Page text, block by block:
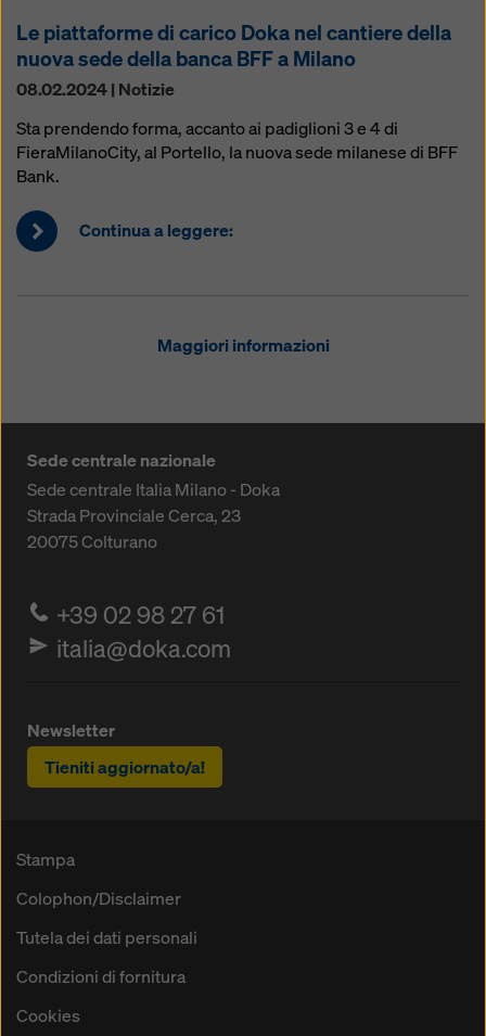
Le piattaforme di carico Doka nel cantiere della
nuova sede della banca BFF a Milano
08.02.2024 | Notizie
Sta prendendo forma, accanto ai padiglioni 3 e 4 di
FieraMilanoCity, al Portello, la nuova sede milanese di BFF
Bank.
Continua a leggere:
Maggiori informazioni
Sede centrale nazionale
Sede centrale Italia Milano - Doka
Strada Provinciale Cerca, 23
20075Colturano
+39 02 98 27 61
italia@doka.com
Newsletter
Tieniti aggiornato/a!
Stampa
Colophon/Disclaimer
Tutela dei dati personali
Condizioni di fornitura
Cookies